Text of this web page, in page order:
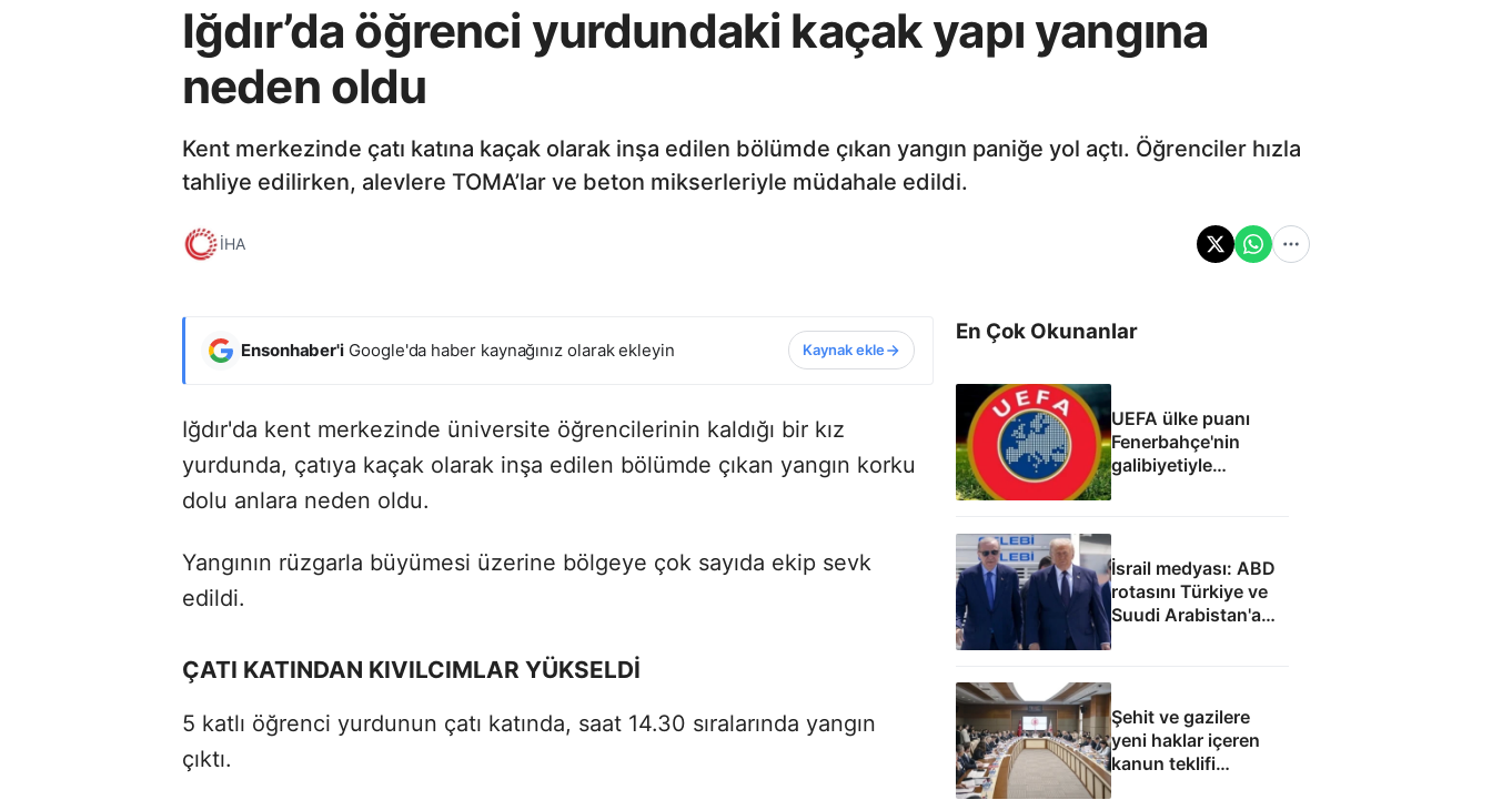
Iğdır’da öğrenci yurdundaki kaçak yapı yangına
neden oldu
Kent merkezinde çatı katına kaçak olarak inşa edilen bölümde çıkan yangın paniğe yol açtı. Öğrenciler hızla
tahliye edilirken, alevlere TOMA’lar ve beton mikserleriyle müdahale edildi.
İHA
Ensonhaber'i Google'da haber kaynağınız olarak ekleyin Kaynak ekle
Iğdır'da kent merkezinde üniversite öğrencilerinin kaldığı bir kız
yurdunda, çatıya kaçak olarak inşa edilen bölümde çıkan yangın korku
dolu anlara neden oldu.
Yangının rüzgarla büyümesi üzerine bölgeye çok sayıda ekip sevk
edildi.
ÇATI KATINDAN KIVILCIMLAR YÜKSELDİ
5 katlı öğrenci yurdunun çatı katında, saat 14.30 sıralarında yangın
çıktı.
En Çok Okunanlar
UEFA ülke puanı
Fenerbahçe'nin
galibiyetiyle
güncellendi
İsrail medyası: ABD
rotasını Türkiye ve
Suudi Arabistan'a
çevirdi
Şehit ve gazilere
yeni haklar içeren
kanun teklifi
komisyondan geçti